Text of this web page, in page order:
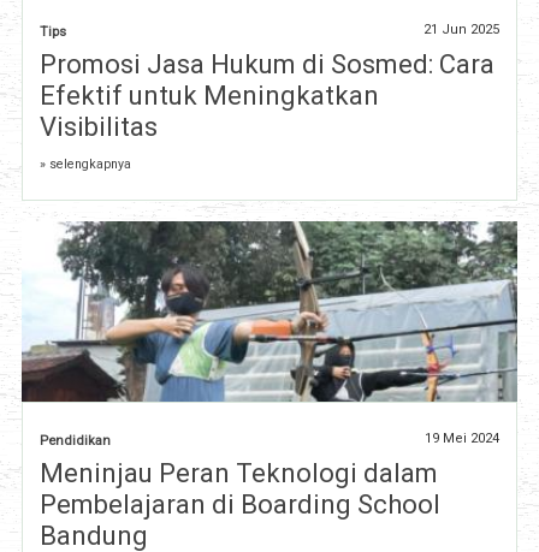
Tips 21 Jun 2025
Promosi Jasa Hukum di Sosmed: Cara
Efektif untuk Meningkatkan
Visibilitas
» selengkapnya
Pendidikan 19 Mei 2024
Meninjau Peran Teknologi dalam
Pembelajaran di Boarding School
Bandung